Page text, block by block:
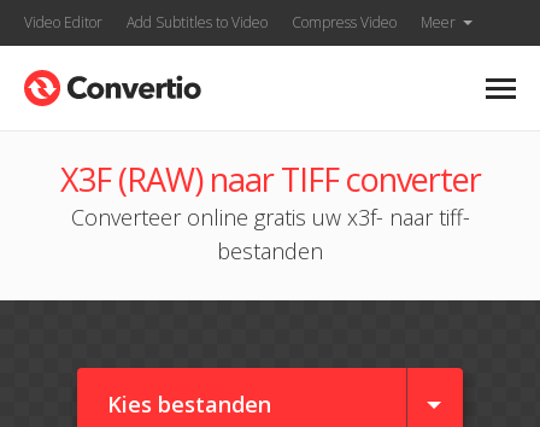
Video Editor Add Subtitles to Video Compress Video Meer
X3F (RAW) naar TIFF converter
Converteer online gratis uw x3f- naar tiff-
bestanden
Kies bestanden